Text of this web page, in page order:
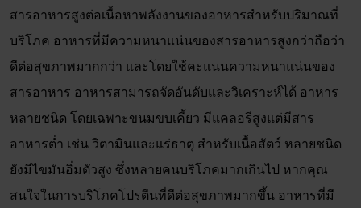
สารอาหารสูงต่อเนื้อหาพลังงานของอาหารสำหรับปริมาณที่
บริโภค อาหารที่มีความหนาแน่นของสารอาหารสูงกว่าถือว่า
ดีต่อสุขภาพมากกว่า และโดยใช้คะแนนความหนาแน่นของ
สารอาหาร อาหารสามารถจัดอันดับและวิเคราะห์ได้ อาหาร
หลายชนิด โดยเฉพาะขนมขบเคี้ยว มีแคลอรีสูงแต่มีสาร
อาหารต่ำ เช่น วิตามินและแร่ธาตุ สำหรับเนื้อสัตว์ หลายชนิด
ยังมีไขมันอิ่มตัวสูง ซึ่งหลายคนบริโภคมากเกินไป หากคุณ
สนใจในการบริโภคโปรตีนที่ดีต่อสุขภาพมากขึ้น อาหารที่มี